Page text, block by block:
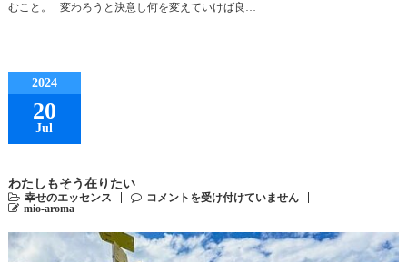
むこと。 変わろうと決意し何を変えていけば良…
2024
20
Jul
わたしもそう在りたい
幸せのエッセンス
コメントを受け付けていません
mio-aroma